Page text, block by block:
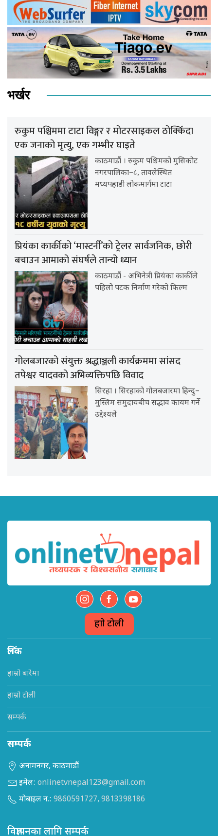
भर्खर
रुकुम पश्चिममा टाटा विङ्गर र मोटरसाइकल ठोक्किँदा
एक जनाको मृत्यु, एक गम्भीर घाइते
काठमाडौं । रुकुम पश्चिमको मुसिकोट
नगरपालिका–८, तावलेस्थित
मध्यपहाडी लोकमार्गमा टाटा
प्रियंका कार्कीको ‘मास्टर्नी’को ट्रेलर सार्वजनिक, छोरी
बचाउन आमाको संघर्षले तान्यो ध्यान
काठमाडौं - अभिनेत्री प्रियंका कार्कीले
पहिलो पटक निर्माण गरेको फिल्म
गोलबजारको संयुक्त श्रद्धाञ्जली कार्यक्रममा सांसद
तपेश्वर यादवको अभिव्यक्तिपछि विवाद
सिरहा । सिरहाको गोलबजारमा हिन्दु–
मुस्लिम समुदायबीच सद्भाव कायम गर्ने
उद्देश्यले
हाम्रो टोली
लिंक
हाम्रो बारेमा
हाम्रो टोली
सम्पर्क
सम्पर्क
अनामनगर, काठमाडौं
इमेल: onlinetvnepal123@gmail.com
मोबाइल न.: 9860591727, 9813398186
विज्ञापनका लागि सम्पर्क